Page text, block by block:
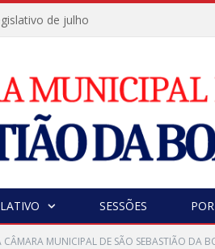
de julho
SESSÕES
MUNICIPAL DE SÃO SEBASTIÃO DA